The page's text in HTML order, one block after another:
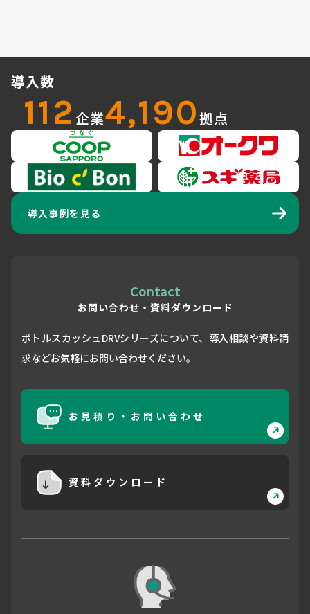
導入事例を見る
導入数
112 企業4,190拠点
Contact
お問い合わせ・資料ダウンロード
ボトルスカッシュDRVシリーズについて、導入相談や資料請
求などお気軽にお問い合わせください。
お見積り・お問い合わせ
資料ダウンロード